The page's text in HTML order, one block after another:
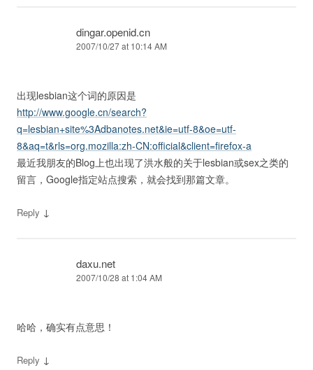
dingar.openid.cn
2007/10/27 at 10:14 AM
出现lesbian这个词的原因是
http://www.google.cn/search?
q=lesbian+site%3Adbanotes.net&ie=utf-8&oe=utf-
8&aq=t&rls=org.mozilla:zh-CN:official&client=firefox-a
最近我朋友的Blog上也出现了洪水般的关于lesbian或sex之类的
留言，Google指定站点搜索，就会找到那篇文章。
Reply ↓
daxu.net
2007/10/28 at 1:04 AM
哈哈，确实有点意思！
Reply ↓